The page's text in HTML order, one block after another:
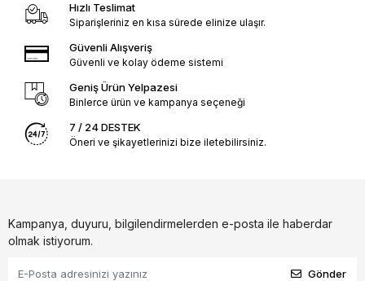
Hızlı Teslimat
Siparişleriniz en kısa sürede elinize ulaşır.
Güvenli Alışveriş
Güvenli ve kolay ödeme sistemi
Geniş Ürün Yelpazesi
Binlerce ürün ve kampanya seçeneği
7 / 24 DESTEK
Öneri ve şikayetlerinizi bize iletebilirsiniz.
Kampanya, duyuru, bilgilendirmelerden e-posta ile haberdar
olmak istiyorum.
Gönder